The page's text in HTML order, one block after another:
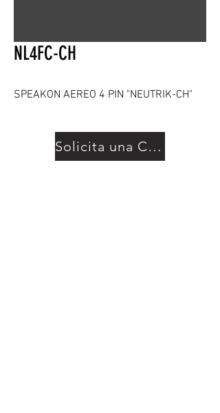
NL4FC-CH
SPEAKON AEREO 4 PIN "NEUTRIK-CH"
Solicita una Cotización